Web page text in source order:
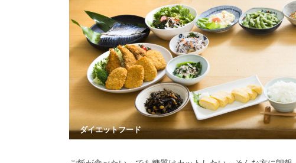
ダイエットフード